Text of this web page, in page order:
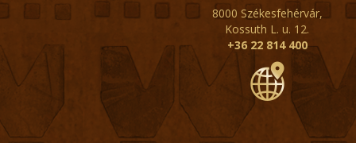
8000 Székesfehérvár,
Kossuth L. u. 12.
+36 22 814 400